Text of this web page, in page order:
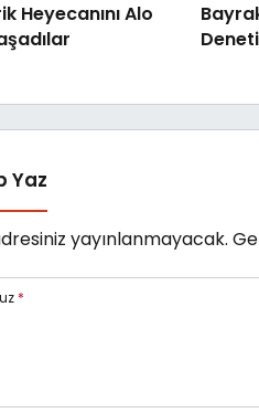
Heyecanını Alo
Yaz
yayınlanmayacak.
*